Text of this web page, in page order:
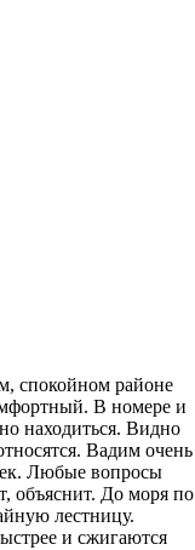
спокойном районе
В номере и
находиться. Видно
Вадим очень
Любые вопросы
объяснит. До моря по
лестницу.
и сжигаются